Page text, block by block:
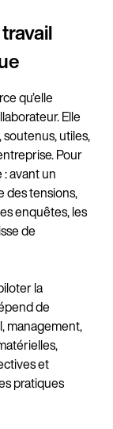
qu’elle
Elle
utiles,
Pour
avant un
des tensions,
enquêtes, les
de
la
de
management,
et
pratiques